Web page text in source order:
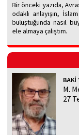
Bir önceki yazıda,
odaklı anlayışın,
buluştuğunda nasıl
ele almaya çalıştım.
BAKİ
M.
27